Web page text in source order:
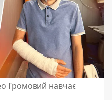
Громовий навчає